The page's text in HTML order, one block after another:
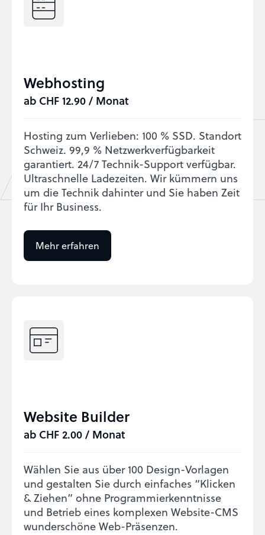
Webhosting
ab CHF 12.90 / Monat
Hosting zum Verlieben: 100 % SSD. Standort
Schweiz. 99,9 % Netzwerkverfügbarkeit
garantiert. 24/7 Technik-Support verfügbar.
Ultraschnelle Ladezeiten. Wir kümmern uns
um die Technik dahinter und Sie haben Zeit
für Ihr Business.
Mehr erfahren
Website Builder
ab CHF 2.00 / Monat
Wählen Sie aus über 100 Design-Vorlagen
und gestalten Sie durch einfaches “Klicken
& Ziehen” ohne Programmierkenntnisse
und Betrieb eines komplexen Website-CMS
wunderschöne Web-Präsenzen.